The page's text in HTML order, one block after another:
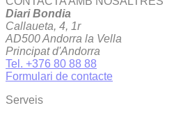
Diari Bondia
Callaueta, 4, 1r
AD500 Andorra la Vella
Principat d'Andorra
Tel. +376 80 88 88
Formulari de contacte
Serveis